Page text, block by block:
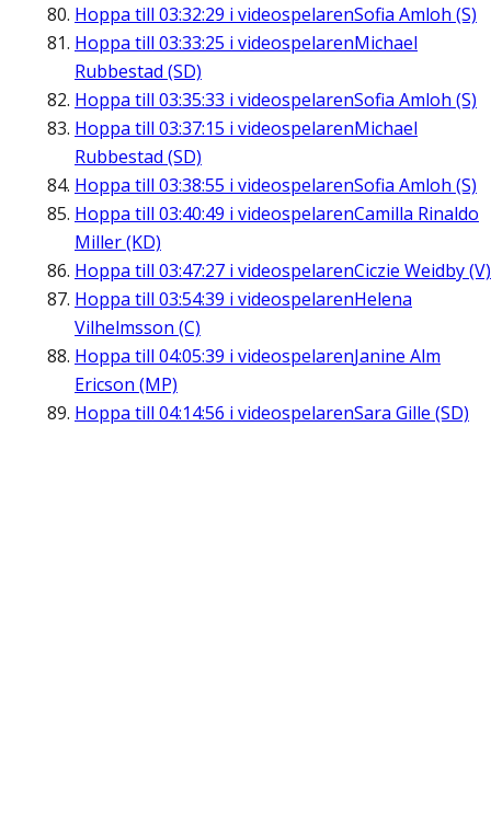
Hoppa till 03:32:29 i videospelarenSofia Amloh (S)
Hoppa till 03:33:25 i videospelarenMichael
Rubbestad (SD)
Hoppa till 03:35:33 i videospelarenSofia Amloh (S)
Hoppa till 03:37:15 i videospelarenMichael
Rubbestad (SD)
Hoppa till 03:38:55 i videospelarenSofia Amloh (S)
Hoppa till 03:40:49 i videospelarenCamilla Rinaldo
Miller (KD)
Hoppa till 03:47:27 i videospelarenCiczie Weidby (V)
Hoppa till 03:54:39 i videospelarenHelena
Vilhelmsson (C)
Hoppa till 04:05:39 i videospelarenJanine Alm
Ericson (MP)
Hoppa till 04:14:56 i videospelarenSara Gille (SD)